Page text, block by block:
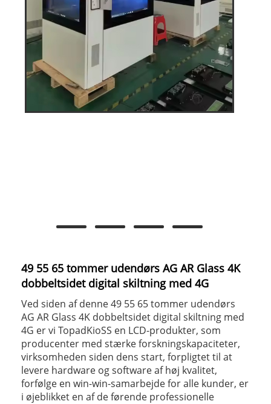
49 55 65 tommer udendørs AG AR Glass 4K
dobbeltsidet digital skiltning med 4G
Ved siden af ​​denne 49 55 65 tommer udendørs
AG AR Glass 4K dobbeltsidet digital skiltning med
4G er vi TopadKioSS en LCD-produkter, som
producenter med stærke forskningskapaciteter,
virksomheden siden dens start, forpligtet til at
levere hardware og software af høj kvalitet,
forfølge en win-win-samarbejde for alle kunder, er
i øjeblikket en af ​​de førende professionelle